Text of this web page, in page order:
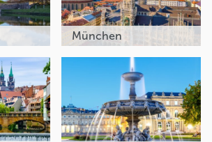
München